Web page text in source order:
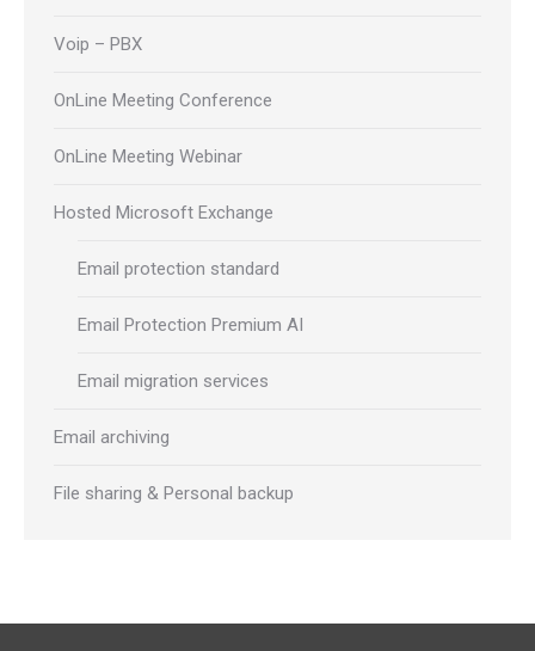
Voip – PBX
OnLine Meeting Conference
OnLine Meeting Webinar
Hosted Microsoft Exchange
Email protection standard
Email Protection Premium AI
Email migration services
Email archiving
File sharing & Personal backup